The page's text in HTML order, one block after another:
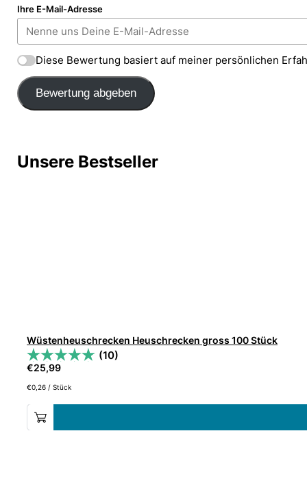
Ihre E-Mail-Adresse
Diese Bewertung basiert auf meiner persönlichen
Bewertung abgeben
Unsere Bestseller
Wüstenheuschrecken Heuschrecken gross 100 Stück
(10)
€25,99
€0,26 /Stück